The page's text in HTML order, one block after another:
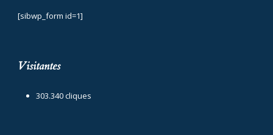
[sibwp_form id=1]
Visitantes
303.340 cliques